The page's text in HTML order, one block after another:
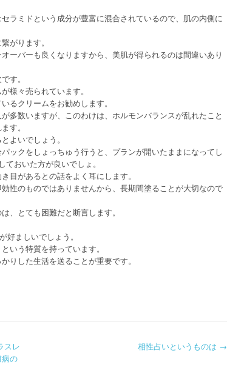
ラミドという成分が豊富に混合されているので、肌の内側に
がります。
ーバーも良くなりますから、美肌が得られるのは間違いあり
す。
様々売られています。
るクリームをお勧めします。
多数いますが、このわけは、ホルモンバランスが乱れたこと
す。
よいでしょう。
ックをしょっちゅう行うと、プランが開いたままになってし
おいた方が良いでしょ。
目があるとの話をよく耳にします。
性のものではありませんから、長期間塗ることが大切なので
、とても困難だと断言します。
ましいでしょう。
いう特質を持っています。
りした生活を送ることが重要です。
スレ
の
相性占いというものは →